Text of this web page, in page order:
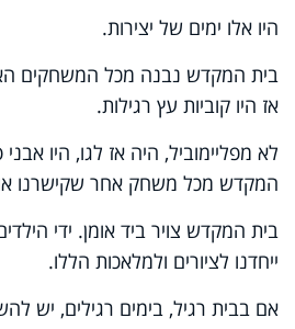
היו אלו ימים של יצירות.
בית המקדש נבנה מכל המשחקים
אז היו קוביות עץ רגילות.
לא מפליימוביל, היה אז לגו, היו
המקדש מכל משחק אחר שקישרנו
בית המקדש צויר ביד אומן. ידי
ייחדנו לציורים ולמלאכות הללו.
אם בבית רגיל, בימים רגילים, יש